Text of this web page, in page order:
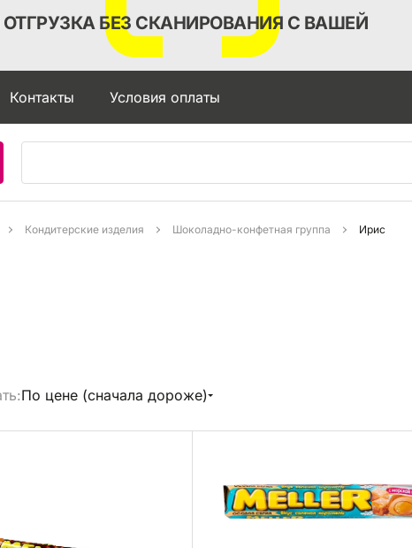
БЕЗ СКАНИРОВАНИЯ С ВАШЕЙ
Контакты Условия оплаты
Кондитерские изделия Шоколадно-конфетная группа Ирис
По цене (сначала дороже)